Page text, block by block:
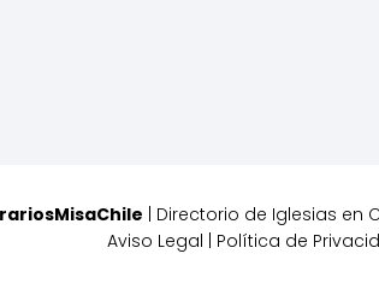
| Directorio de Iglesias
Aviso Legal
Política de